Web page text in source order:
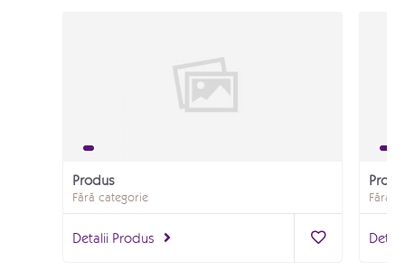
Produs
Fără categorie
Detalii Produs
Fără